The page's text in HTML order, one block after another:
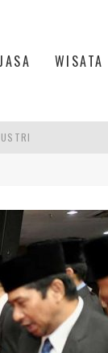
WISATA
LAMPAUI EKONOMI